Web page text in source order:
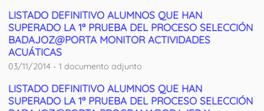
LISTADO DEFINITIVO ALUMNOS QUE HAN
SUPERADO LA 1ª PRUEBA DEL PROCESO SELECCIÓN
BADAJOZ@PORTA MONITOR ACTIVIDADES
ACUÁTICAS
03/11/2014 - 1 documento adjunto
LISTADO DEFINITIVO ALUMNOS QUE HAN
SUPERADO LA 1ª PRUEBA DEL PROCESO SELECCIÓN